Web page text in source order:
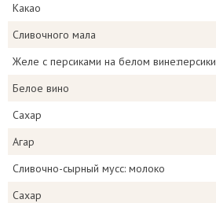
Какао
Сливочного мала
Желе с персиками на белом вине:персики
Белое вино
Сахар
Агар
Сливочно-сырный мусс: молоко
Сахар